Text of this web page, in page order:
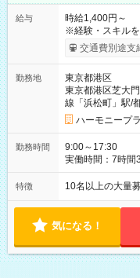
給与
時給1,400円～
※経験・スキル
（勤務実績・評
当を全額支給し
間中も給与・待遇に変更は
あり 試用期間の
です。 試用期間
れる可能性があ
交通費別途支
勤務地
東京都港区
東京都港区芝大
線「浜松町」駅/
線「御成⾨」駅）
ハーモニープ
勤務時間
9:00～17:30
実働時間：7時間
だける方 ・実働
特徴 10名以上の大量
気になる！